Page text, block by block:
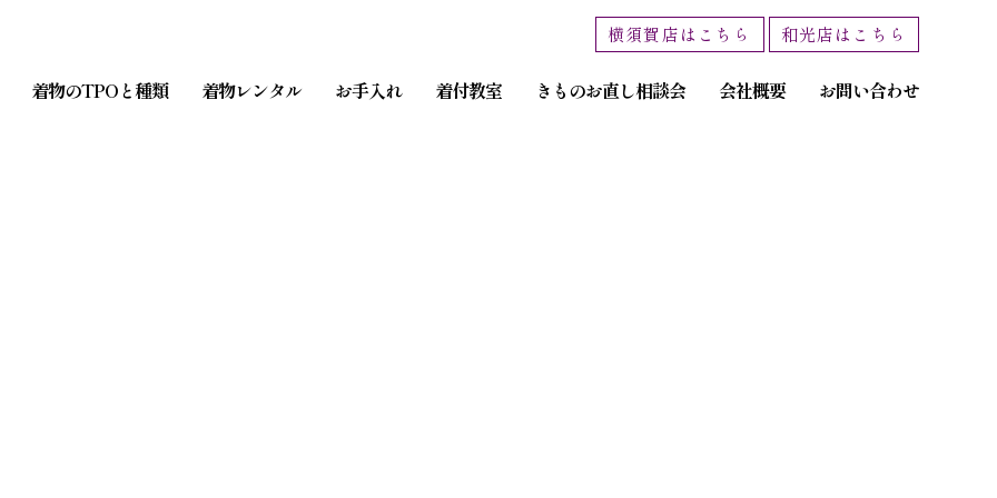
横須賀店はこちら 和光店はこちら
着物のTPOと種類 着物レンタル お手入れ 着付教室 きものお直し相談会 会社概要 お問い合わせ